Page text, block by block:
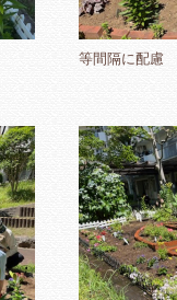
等間隔に配慮